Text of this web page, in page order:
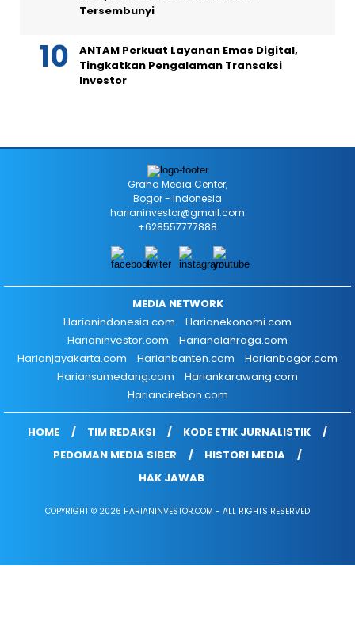
Tersembunyi
ANTAM Perkuat Layanan Emas Digital,
Tingkatkan Pengalaman Transaksi
Investor
Graha Media Center,
Bogor - Indonesia
harianinvestor@gmail.com
+628557777888
MEDIA NETWORK
Harianindonesia.com
Harianekonomi.com
Harianinvestor.com
Harianolahraga.com
Harianjayakarta.com
Harianbanten.com
Harianbogor.com
Hariansumedang.com
Hariankarawang.com
Hariancirebon.com
HOME TIM REDAKSI
KODE ETIK JURNALISTIK
PEDOMAN MEDIA SIBER
HISTORI MEDIA
HAK JAWAB
COPYRIGHT © 2026 HARIANINVESTOR.COM - ALL RIGHTS RESERVED